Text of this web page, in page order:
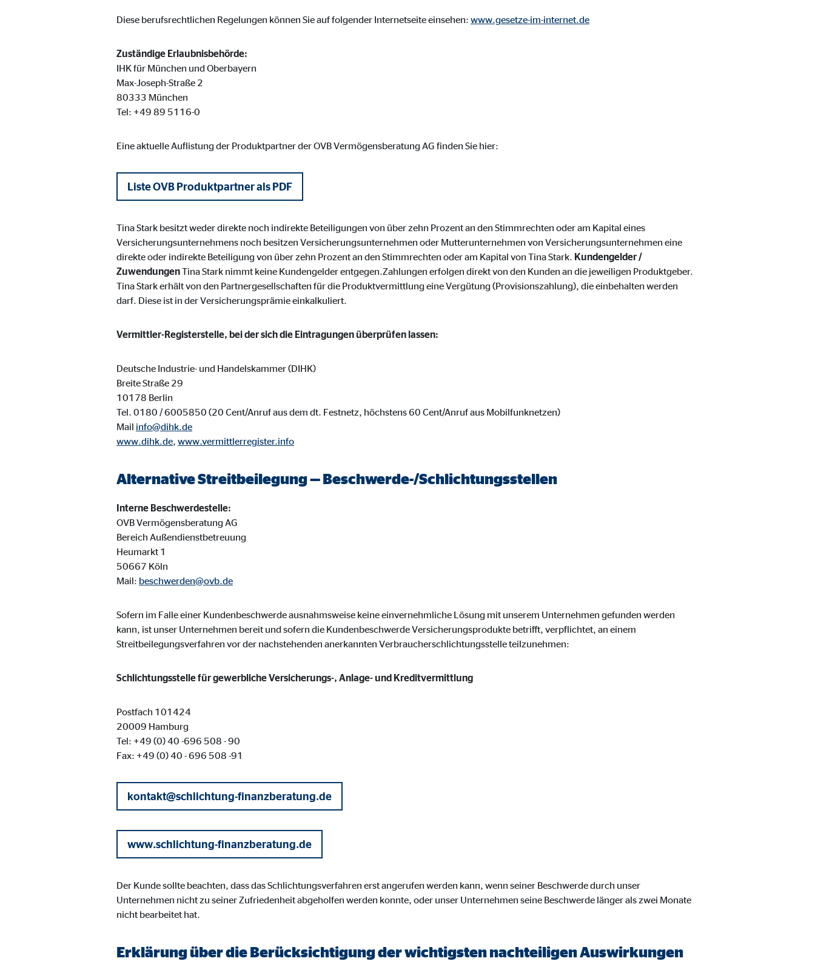
Diese berufsrechtlichen Regelungen können Sie auf folgender Internetseite einsehen: www.gesetze-im-internet.de
Zuständige Erlaubnisbehörde:
IHK für München und Oberbayern
Max-Joseph-Straße 2
80333 München
Tel: +49 89 5116-0
Eine aktuelle Auflistung der Produktpartner der OVB Vermögensberatung AG finden Sie hier:
Liste OVB Produktpartner als PDF
Tina Stark besitzt weder direkte noch indirekte Beteiligungen von über zehn Prozent an den Stimmrechten oder am Kapital eines
Versicherungsunternehmens noch besitzen Versicherungsunternehmen oder Mutterunternehmen von Versicherungsunternehmen eine
direkte oder indirekte Beteiligung von über zehn Prozent an den Stimmrechten oder am Kapital von Tina Stark. Kundengelder /
ZuwendungenTina Stark nimmt keine Kundengelder entgegen.Zahlungen erfolgen direkt von den Kunden an die jeweiligen Produktgeber.
Tina Stark erhält von den Partnergesellschaften für die Produktvermittlung eine Vergütung (Provisionszahlung), die einbehalten werden
darf. Diese ist in der Versicherungsprämie einkalkuliert.
Vermittler-Registerstelle, bei der sich die Eintragungen überprüfen lassen:
Deutsche Industrie- und Handelskammer (DIHK)
Breite Straße 29
10178 Berlin
Tel. 0180 / 6005850 (20 Cent/Anruf aus dem dt. Festnetz, höchstens 60 Cent/Anruf aus Mobilfunknetzen)
Mail info@dihk.de
www.dihk.de, www.vermittlerregister.info
Alternative Streitbeilegung — Beschwerde-/Schlichtungsstellen
Interne Beschwerdestelle:
OVB Vermögensberatung AG
Bereich Außendienstbetreuung
Heumarkt 1
50667 Köln
Mail: beschwerden@ovb.de
Sofern im Falle einer Kundenbeschwerde ausnahmsweise keine einvernehmliche Lösung mit unserem Unternehmen gefunden werden
kann, ist unser Unternehmen bereit und sofern die Kundenbeschwerde Versicherungsprodukte betrifft, verpflichtet, an einem
Streitbeilegungsverfahren vor der nachstehenden anerkannten Verbraucherschlichtungsstelle teilzunehmen:
Schlichtungsstelle für gewerbliche Versicherungs-, Anlage- und Kreditvermittlung
Postfach 101424
20009 Hamburg
Tel: +49 (0) 40 -696 508 - 90
Fax: +49 (0) 40 - 696 508 -91
kontakt@schlichtung-finanzberatung.de
www.schlichtung-finanzberatung.de
Der Kunde sollte beachten, dass das Schlichtungsverfahren erst angerufen werden kann, wenn seiner Beschwerde durch unser
Unternehmen nicht zu seiner Zufriedenheit abgeholfen werden konnte, oder unser Unternehmen seine Beschwerde länger als zwei Monate
nicht bearbeitet hat.
Erklärung über die Berücksichtigung der wichtigsten nachteiligen Auswirkungen
Cookie Laufzeit: Browser-Sitzung
Einverständnis Cookie | Empfänger: OVB
Anbieter:
Cookie Laufzeit: 1 Jahr
Statistik Cookies
Google Analytics | Empfänger: OVB, Google Ireland Ltd.
_ga, _gat_UA-41411249-1, _gid
Anbieter: Google Ireland Ltd.
Marketing Cookies
Marketing Cookies werden eingesetzt, um personalisierte Werbung anzuzeigen. Zu diesem Zweck werden die Daten an Drittanbieter übermittelt, die die
Besucher über die Websites hinweg verfolgen.
Anbieter:
Zweck:
Cookie Laufzeit:
uid, C
Anbieter: Adform A/S
Externe Medien
Inhalte von Video- und Kartenplattformen werden beim Besuch unserer Webseite standardmäßig blockiert. Durch das Akzeptieren von externen Medien
Google Maps | Empfänger: OVB, Google Ireland Ltd.
google_maps
Google Ireland Ltd.
Cookie Laufzeit: 24 Monate
youtube